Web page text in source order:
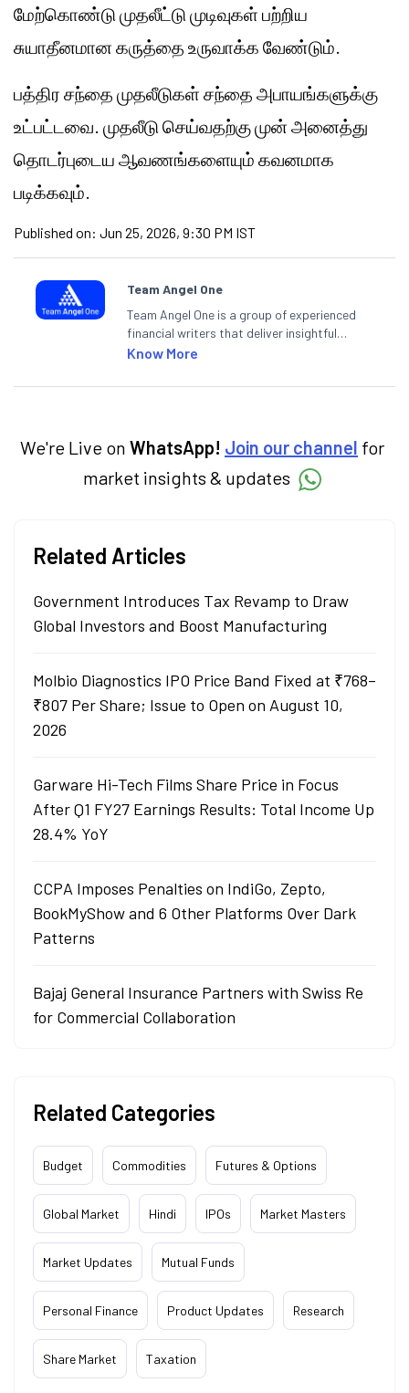
மேற்கொண்டு முதலீட்டு முடிவுகள் பற்றிய
சுயாதீனமான கருத்தை உருவாக்க வேண்டும்.
பத்திர சந்தை முதலீடுகள் சந்தை அபாயங்களுக்கு
உட்பட்டவை. முதலீடு செய்வதற்கு முன் அனைத்து
தொடர்புடைய ஆவணங்களையும் கவனமாக
படிக்கவும்.
Published on: Jun 25, 2026, 9:30 PM IST
Team Angel One
Team Angel One is a group of experienced
financial writers that deliver insightful
articles on the stock market, IPO, economy,
categories.
Know More
We're Live on WhatsApp! Join our channel for
market insights & updates
Related Articles
Government Introduces Tax Revamp to Draw
Global Investors and Boost Manufacturing
Molbio Diagnostics IPO Price Band Fixed at ₹768–
₹807 Per Share; Issue to Open on August 10,
2026
Garware Hi-Tech Films Share Price in Focus
After Q1 FY27 Earnings Results: Total Income Up
28.4% YoY
CCPA Imposes Penalties on IndiGo, Zepto,
BookMyShow and 6 Other Platforms Over Dark
Patterns
Bajaj General Insurance Partners with Swiss Re
for Commercial Collaboration
Related Categories
Budget Commodities Futures & Options
Global Market Hindi IPOs Market Masters
Market Updates Mutual Funds
Personal Finance Product Updates Research
Share Market Taxation